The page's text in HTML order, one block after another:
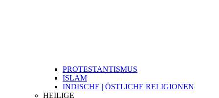
PROTESTANTISMUS
ISLAM
INDISCHE | ÖSTLICHE RELIGIONEN
HEILIGE